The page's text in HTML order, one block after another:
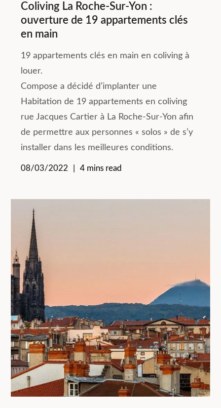
Coliving La Roche-Sur-Yon :
ouverture de 19 appartements clés
en main
19 appartements clés en main en coliving à
louer.
Compose a décidé d’implanter une
Habitation de 19 appartements en coliving
rue Jacques Cartier à La Roche-Sur-Yon afin
de permettre aux personnes « solos » de s’y
installer dans les meilleures conditions.
08/03/2022 4 mins read